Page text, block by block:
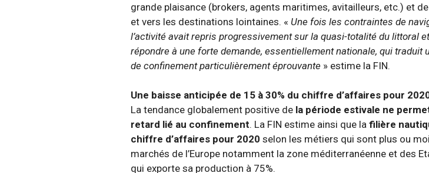
grande plaisance (brokers, agents maritimes, avitailleurs, etc.) et
et vers les destinations lointaines. « Une fois les contraintes de
l’activité avait repris progressivement sur la quasi-totalité du littoral
répondre à une forte demande, essentiellement nationale, qui traduit
de confinement particulièrement éprouvante » estime la FIN.
Une baisse anticipée de 15 à 30% du chiffre d’affaires pour
La tendance globalement positive de la période estivale ne
retard lié au confinement. La FIN estime ainsi que la filière
chiffre d’affaires pour 2020 selon les métiers qui sont plus ou
marchés de l’Europe notamment la zone méditerranéenne et des
qui exporte sa production à 75%.